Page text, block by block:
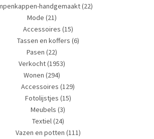
handgemaakt(22)
Mode (21)
Accessoires (15)
Tassen en koffers (6)
Pasen (22)
Verkocht(1953)
Wonen (294)
Accessoires (129)
Fotolijstjes (15)
Meubels (3)
Textiel(24)
Vazen en potten (111)